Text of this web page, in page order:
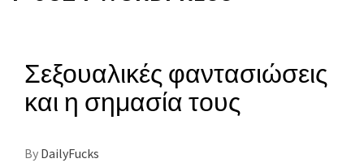
Σεξουαλικές φαντασιώσεις
και η σημασία τους
By DailyFucks